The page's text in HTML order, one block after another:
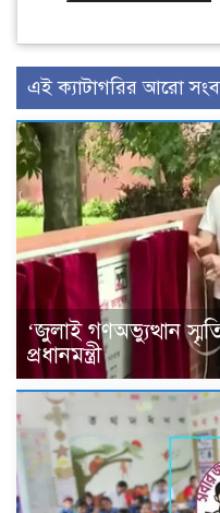
এই ক্যাটাগরির আরো
‘জুলাই গণঅভ্যুত্থান
প্রধানমন্ত্রী